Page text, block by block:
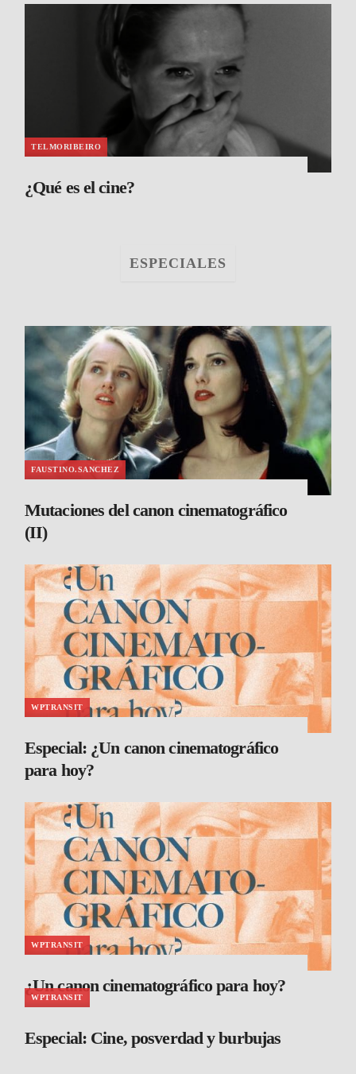
TELMORIBEIRO
¿Qué es el cine?
ESPECIALES
FAUSTINO.SANCHEZ
Mutaciones del canon cinematográfico
(II)
WPTRANSIT
Especial: ¿Un canon cinematográfico
para hoy?
WPTRANSIT
¿Un canon cinematográfico para hoy?
WPTRANSIT
Especial: Cine, posverdad y burbujas